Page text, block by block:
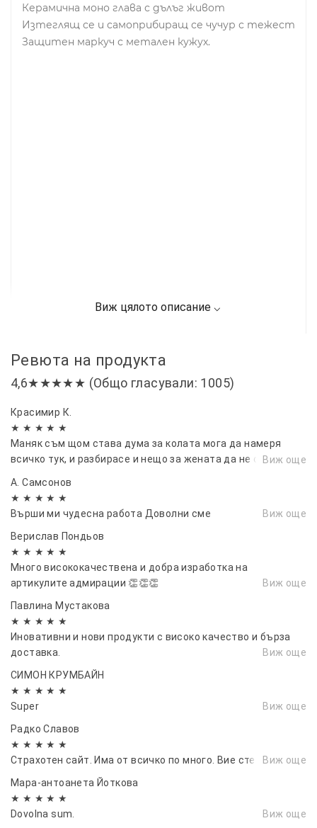
Керамична моно глава с дълъг живот
Изтеглящ се и самоприбиращ се чучур с тежест
Защитен маркуч с метален кужух.
Ревюта на продукта
4,6★★★★★ (Общо гласували: 1005)
Красимир К.
★ ★ ★ ★ ★
Маняк съм щом става дума за колата мога да намеря
всичко тук, и разбирасе и нещо за жената да не сеВиж още
А. Самсонов
★ ★ ★ ★ ★
Върши ми чудесна работа Доволни сме
Виж още
Верислав Пондьов
★ ★ ★ ★ ★
Много висококачествена и добра изработка на
артикулите адмирации 👏👏👏
Виж още
Павлина Мустакова
★ ★ ★ ★ ★
Иновативни и нови продукти с високо качество и бърза
доставка.
Виж още
СИМОН КРУМБАЙН
★ ★ ★ ★ ★
Super
Виж още
Радко Славов
★ ★ ★ ★ ★
Страхотен сайт. Има от всичко по много. Вие сте върха✨✨
Виж още
Мара-антоанета Йоткова
★ ★ ★ ★ ★
Dovolna sum.
Виж още